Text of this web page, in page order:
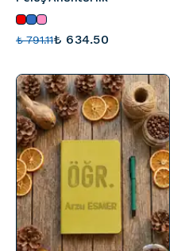
₺ 791.11₺ 634.50